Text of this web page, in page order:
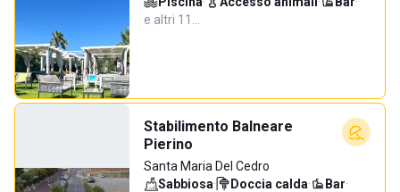
e altri 11…
Stabilimento Balneare
Pierino
Santa Maria Del Cedro
Sabbiosa· Doccia calda· Bar·